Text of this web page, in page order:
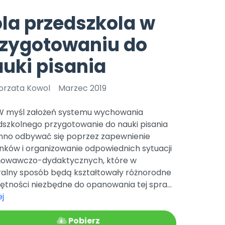
Archiwalne numery
Pomoc
Nowości
Zapowiedzi
czerwca 2024 r. uzyskała
Online.
Bliżej Pieska
Pomoc zwierzętom
Książka (dla) Przedszkolaka
Promowanie czytelnictwa
TikTok
Zobacz nas na TikToku
YouTube
Filmy edukacyjne
przedszkola w
do
pisania
Kowol Marzec 2019
myśl założeń systemu wychowania
przygotowanie do nauki pisania
odbywać się poprzez zapewnienie
i organizowanie odpowiednich sytuacji
dydaktycznych, które w
sposób będą kształtowały różnorodne
niezbędne do opanowania tej spra...
Pobierz